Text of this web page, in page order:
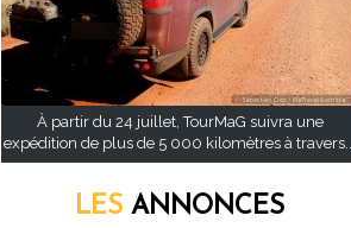
À partir du 24 juillet, TourMaG suivra une
expédition de plus de 5 000 kilomètres à travers...
LES ANNONCES